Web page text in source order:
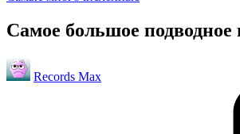
Самое большое
Запись
от
Records Max